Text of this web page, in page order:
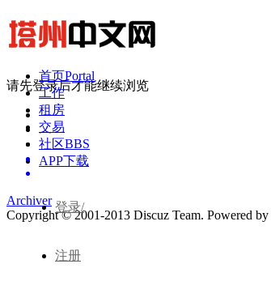
首页Portal
工作
租房
交易
社区BBS
APP下载
登录/
注册
请先登录后才能继续浏览
Archiver
Copyright © 2001-2013 Discuz Team. Powered by